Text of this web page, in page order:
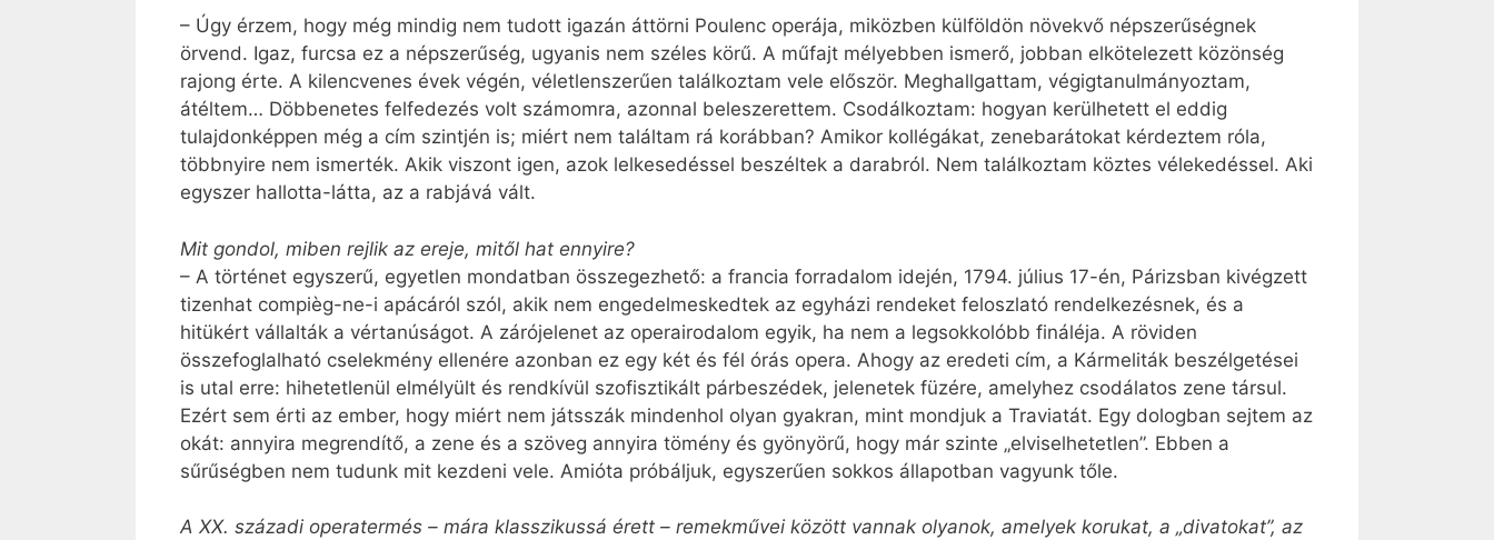
– Úgy érzem, hogy még mindig nem tudott igazán áttörni Poulenc operája, miközben külföldön növekvő népszerűségnek
örvend. Igaz, furcsa ez a népszerűség, ugyanis nem széles körű. A műfajt mélyebben ismerő, jobban elkötelezett közönség
rajong érte. A kilencvenes évek végén, véletlenszerűen találkoztam vele először. Meghallgattam, végigtanulmányoztam,
átéltem… Döbbenetes felfedezés volt számomra, azonnal beleszerettem. Csodálkoztam: hogyan kerülhetett el eddig
tulajdonképpen még a cím szintjén is; miért nem találtam rá korábban? Amikor kollégákat, zenebarátokat kérdeztem róla,
többnyire nem ismerték. Akik viszont igen, azok lelkesedéssel beszéltek a darabról. Nem találkoztam köztes vélekedéssel. Aki
egyszer hallotta-látta, az a rabjává vált.
Mit gondol, miben rejlik az ereje, mitől hat ennyire?
– A történet egyszerű, egyetlen mondatban összegezhető: a francia forradalom idején, 1794. július 17-én, Párizsban kivégzett
tizenhat compièg-ne-­i apácáról szól, akik nem engedelmeskedtek az egyházi rendeket feloszlató rendelkezésnek, és a
hitükért vállalták a vértanúságot. A zárójelenet az operairodalom egyik, ha nem a legsokkolóbb fináléja. A röviden
összefoglalható cselekmény ellenére azonban ez egy két és fél órás opera. Ahogy az eredeti cím, a Kármeliták beszélgetései
is utal erre: hihetetlenül elmélyült és rendkívül szofisztikált párbeszédek, jelenetek füzére, amelyhez csodálatos zene társul.
Ezért sem érti az ember, hogy miért nem játsszák mindenhol olyan gyakran, mint mondjuk a Traviatát. Egy dologban sejtem az
okát: annyira megrendítő, a zene és a szöveg annyira tömény és gyönyörű, hogy már szinte „elviselhetetlen”. Ebben a
sűrűségben nem tudunk mit kezdeni vele. Amióta próbáljuk, egyszerűen sokkos állapotban vagyunk tőle.
A XX. századi operatermés – mára klasszikussá érett – remekművei között vannak olyanok, amelyek korukat, a „divatokat”, az